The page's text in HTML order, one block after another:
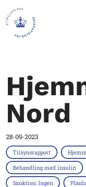
Nord
28-09-2023
Tilsynsrapport
Behandling med insulin
Sanktion: Ingen